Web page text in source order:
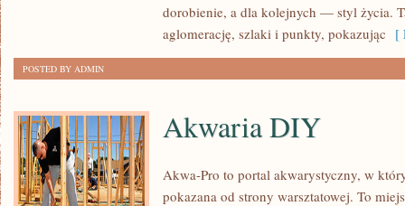
dorobienie, a dla kolejnych — styl życia.
aglomerację, szlaki i punkty, pokazując [
POSTED BY ADMIN
Akwaria DIY
Akwa-Pro to portal akwarystyczny, w
pokazana od strony warsztatowej. To